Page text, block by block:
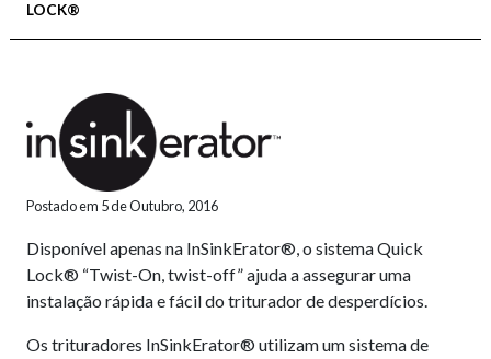
LOCK®
Postado em 5 de Outubro, 2016
Disponível apenas na InSinkErator®, o sistema Quick
Lock® “Twist-On, twist-off” ajuda a assegurar uma
instalação rápida e fácil do triturador de desperdícios.
Os trituradores InSinkErator® utilizam um sistema de